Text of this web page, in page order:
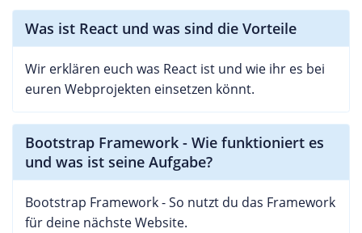
Was ist React und was sind die Vorteile
Wir erklären euch was React ist und wie ihr es bei
euren Webprojekten einsetzen könnt.
Bootstrap Framework - Wie funktioniert es
und was ist seine Aufgabe?
Bootstrap Framework - So nutzt du das Framework
für deine nächste Website.